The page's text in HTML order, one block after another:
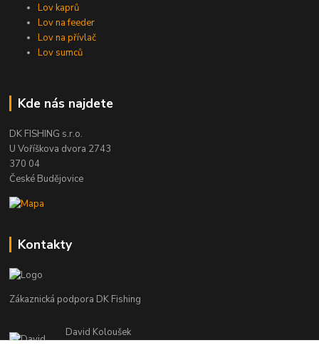
Lov kaprů
Lov na feeder
Lov na přívlač
Lov sumců
Kde nás najdete
DK FISHING s.r.o.
U Voříškova dvora 2743
370 04
České Budějovice
Kontakty
Zákaznická podpora DK Fishing
David Koloušek